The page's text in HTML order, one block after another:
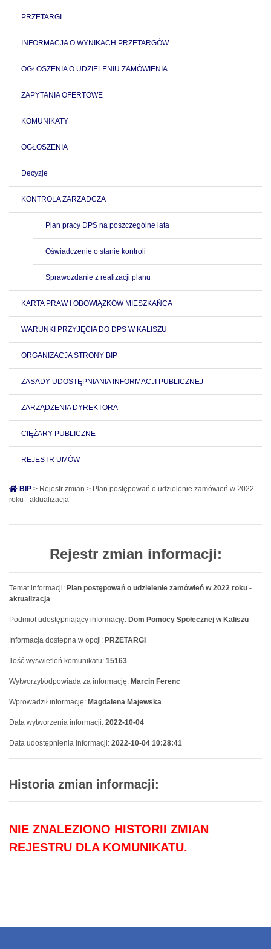
PRZETARGI
INFORMACJA O WYNIKACH PRZETARGÓW
OGŁOSZENIA O UDZIELENIU ZAMÓWIENIA
ZAPYTANIA OFERTOWE
KOMUNIKATY
OGŁOSZENIA
Decyzje
KONTROLA ZARZĄDCZA
Plan pracy DPS na poszczególne lata
Oświadczenie o stanie kontroli
Sprawozdanie z realizacji planu
KARTA PRAW I OBOWIĄZKÓW MIESZKAŃCA
WARUNKI PRZYJĘCIA DO DPS W KALISZU
ORGANIZACJA STRONY BIP
ZASADY UDOSTĘPNIANIA INFORMACJI PUBLICZNEJ
ZARZĄDZENIA DYREKTORA
CIĘŻARY PUBLICZNE
REJESTR UMÓW
BIP > Rejestr zmian > Plan postępowań o udzielenie zamówień w 2022
roku - aktualizacja
Rejestr zmian informacji:
Temat informacji: Plan postępowań o udzielenie zamówień w 2022 roku -
aktualizacja
Podmiot udostępniający informację: Dom Pomocy Społecznej w Kaliszu
Informacja dostepna w opcji: PRZETARGI
Ilość wyswietleń komunikatu: 15163
Wytworzył/odpowiada za informację: Marcin Ferenc
Wprowadził informację: Magdalena Majewska
Data wytworzenia informacji: 2022-10-04
Data udostępnienia informacji: 2022-10-04 10:28:41
Historia zmian informacji:
NIE ZNALEZIONO HISTORII ZMIAN
REJESTRU DLA KOMUNIKATU.